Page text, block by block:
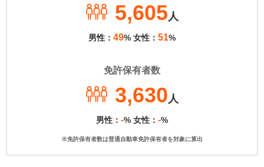
5,605人
男性： 49% 女性： 51%
免許保有者数
3,630人
男性： -% 女性： -%
※免許保有者数は普通自動車免許保有者を対象に算出